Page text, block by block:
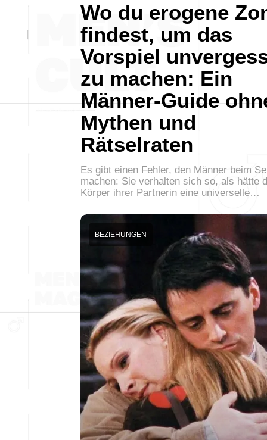
Wo du erogene
findest, um das
Vorspiel
zu machen: Ein
Männer-Guide
Mythen und
Rätselraten
Es gibt einen Fehler, den Männer beim
machen: Sie verhalten sich so, als hätte
Körper ihrer Partnerin eine universelle…
BEZIEHUNGEN